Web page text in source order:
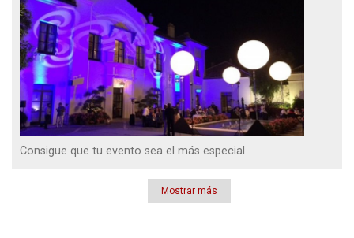
Consigue que tu evento sea el más especial
Mostrar más